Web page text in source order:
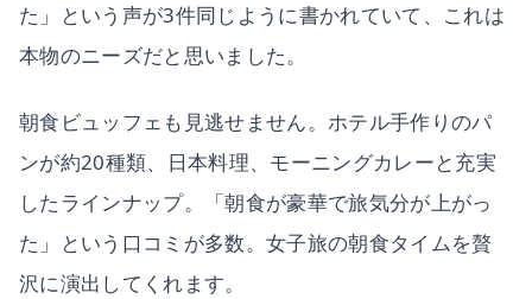
た」という声が3件同じように書かれていて、これは
本物のニーズだと思いました。
朝食ビュッフェも見逃せません。ホテル手作りのパ
ンが約20種類、日本料理、モーニングカレーと充実
したラインナップ。「朝食が豪華で旅気分が上がっ
た」という口コミが多数。女子旅の朝食タイムを贅
沢に演出してくれます。